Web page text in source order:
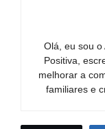
Olá, eu sou o
Positiva,
melhorar a
familiares e